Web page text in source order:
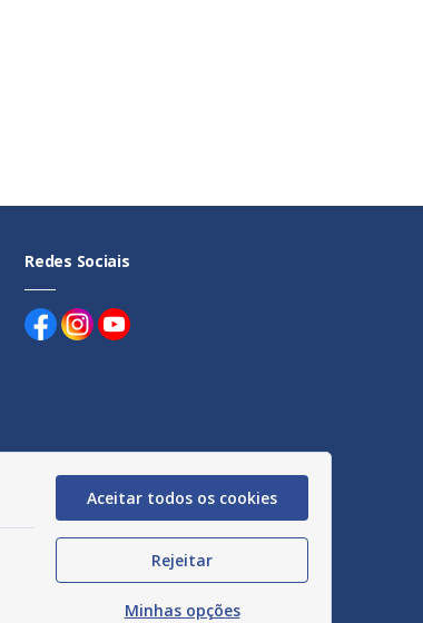
Redes Sociais
Aceitar todos os cookies
Rejeitar
Minhas opções